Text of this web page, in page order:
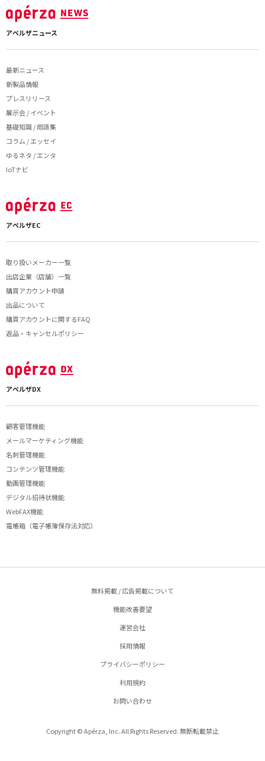
アペルザニュース
最新ニュース
新製品情報
プレスリリース
展示会 / イベント
基礎知識 / 用語集
コラム / エッセイ
ゆるネタ / エンタ
IoTナビ
アペルザEC
取り扱いメーカー一覧
出店企業（店舗）一覧
購買アカウント申請
出品について
購買アカウントに関するFAQ
返品・キャンセルポリシー
アペルザDX
顧客管理機能
メールマーケティング機能
名刺管理機能
コンテンツ管理機能
動画管理機能
デジタル招待状機能
WebFAX機能
電帳箱（電子帳簿保存法対応）
無料掲載 / 広告掲載について
機能改善要望
運営会社
採用情報
プライバシーポリシー
利用規約
お問い合わせ
Copyright © Apérza, Inc. All Rights Reserved. 無断転載禁止